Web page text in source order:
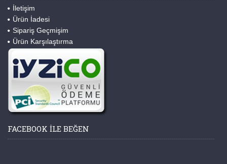
İletişim
Ürün İadesi
Sipariş Geçmişim
Ürün Karşılaştırma
FACEBOOK ILE BEĞEN